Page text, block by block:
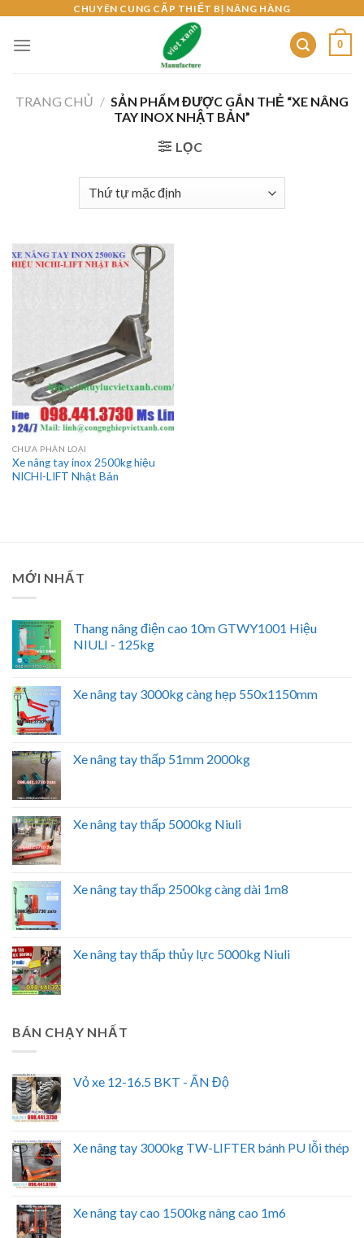
content
CHUYÊN CUNG CẤP THIẾT BỊ NÂNG HÀNG
0
TRANG CHỦ / SẢN PHẨM ĐƯỢC GẮN THẺ “XE NÂNG
TAY INOX NHẬT BẢN”
LỌC
CHƯA PHÂN LOẠI
Xe nâng tay inox 2500kg hiệu
NICHI-LIFT Nhật Bản
MỚI NHẤT
Thang nâng điện cao 10m GTWY1001 Hiệu
NIULI - 125kg
Xe nâng tay 3000kg càng hẹp 550x1150mm
Xe nâng tay thấp 51mm 2000kg
Xe nâng tay thấp 5000kg Niuli
Xe nâng tay thấp 2500kg càng dài 1m8
Xe nâng tay thấp thủy lực 5000kg Niuli
BÁN CHẠY NHẤT
Vỏ xe 12-16.5 BKT - ẤN Độ
Xe nâng tay 3000kg TW-LIFTER bánh PU lỗi thép
Xe nâng tay cao 1500kg nâng cao 1m6